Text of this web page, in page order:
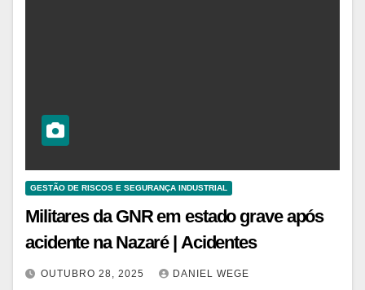
GESTÃO DE RISCOS E SEGURANÇA INDUSTRIAL
Militares da GNR em estado grave após
acidente na Nazaré | Acidentes
OUTUBRO 28, 2025 DANIEL WEGE